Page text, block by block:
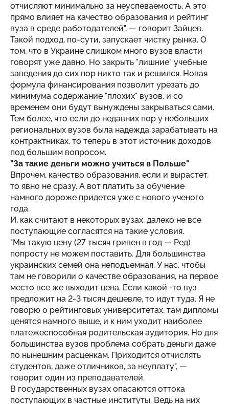
отчисляют минимально за неуспеваемость. А это
прямо влияет на качество образования и рейтинг
вуза в среде работодателей", — говорит Зайцев.
Такой подход, по-сути, запускает чистку рынка. О
том, что в Украине слишком много вузов власти
говорят уже давно. Но закрыть "лишние" учебные
заведения до сих пор никто так и решился. Новая
формула финансирования позволит урезать до
минимума содержание "плохих" вузов, и со
временем они будут вынуждены закрываться сами.
Тем более, что если до недавних пор у небольших
региональных вузов была надежда зарабатывать на
контрактниках, то теперь в этот источник доходов
под большим вопросом.
"За такие деньги можно учиться в Польше"
Впрочем, качество образования, если и вырастет,
то явно не сразу. А вот платить за обучение
намного дороже придется уже с нового ученого
года.
И, как считают в некоторых вузах, далеко не все
поступающие согласятся на такие условия.
"Мы такую цену (27 тысяч гривен в год — Ред)
попросту не можем поставить. Для большинства
украинских семей она неподъемная. У нас, чтобы
там не говорили о качестве образования, на первое
место все же выходит цена. Если какой -то вуз
предложит на 2-3 тысяч дешевле, то идут туда. Я не
говорю о рейтинговых университетах, там дипломы
ценятся намного выше, и к ним уходит наиболее
платежеспособная родительская аудитория. Но для
большинства вузов проблема собрать деньги даже
по нынешним расценкам. Приходится отчислять
студентов, даже отличников, за неуплату", —
говорит один из преподавателей.
В государственных вузах опасаются оттока
поступающих в частные институты. Ведь на них